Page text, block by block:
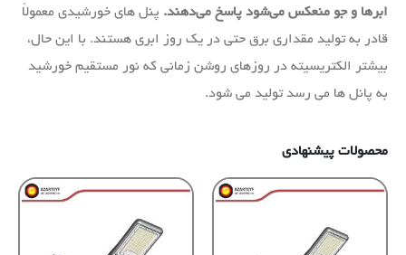
ابرها و جو منعکس می‌شود پاسخ می‌دهند. پنل های خورشیدی معمولاً
قادر به تولید مقداری برق حتی در یک روز ابری هستند. با این حال،
بیشتر الکتریسیته در روزهای روشن زمانی که نور مستقیم خورشید
به پانل ها می رسد تولید می شود.
محصولات پیشنهادی